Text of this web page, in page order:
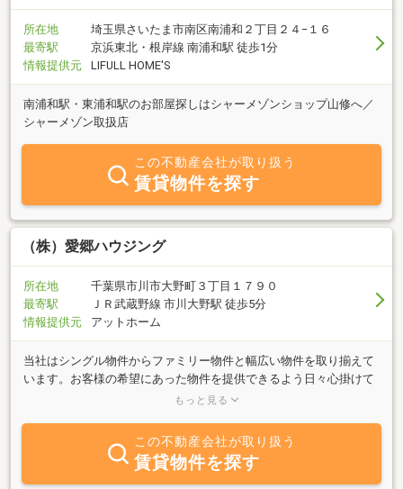
所在地
埼玉県さいたま市南区南浦和２丁目２４−１６
最寄駅
京浜東北・根岸線 南浦和駅 徒歩1分
情報提供元
LIFULL HOME'S
南浦和駅・東浦和駅のお部屋探しはシャーメゾンショップ山修へ／
シャーメゾン取扱店
この不動産会社が取り扱う
賃貸物件を探す
（株）愛郷ハウジング
所在地
千葉県市川市大野町３丁目１７９０
最寄駅
ＪＲ武蔵野線 市川大野駅 徒歩5分
情報提供元
アットホーム
当社はシングル物件からファミリー物件と幅広い物件を取り揃えて
います。お客様の希望にあった物件を提供できるよう日々心掛けて
います。新たな生活への第一歩を安心して踏み出せるよう、親身に
もっと見る
この不動産会社が取り扱う
賃貸物件を探す